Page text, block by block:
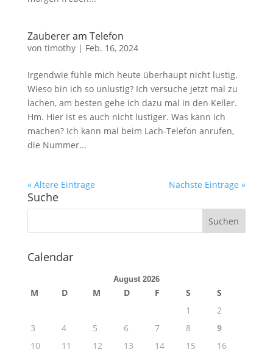
Zauberer am Telefon
von timothy| Feb. 16, 2024
Irgendwie fühle mich heute überhaupt nicht lustig.
Wieso bin ich so unlustig? Ich versuche jetzt mal zu
lachen, am besten gehe ich dazu mal in den Keller.
Hm. Hier ist es auch nicht lustiger. Was kann ich
machen? Ich kann mal beim Lach-Telefon anrufen,
die Nummer...
« Ältere Einträge Nächste Einträge »
Suche
Calendar
August 2026
M D M D F S
S
1
2
3
4 5 6 7 8
9
10
11 12 13 14 15
16